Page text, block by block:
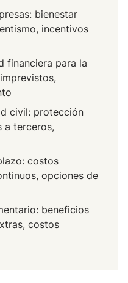
bienestar
incentivos
financiera para la
civil: protección
a terceros,
costos
opciones de
beneficios
costos